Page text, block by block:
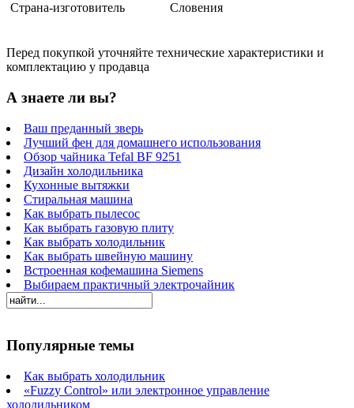
Страна-изготовитель
Словения
Перед покупкой уточняйте технические характеристики и
комплектацию у продавца
А знаете ли вы?
Ваш преданный зверь
Лучший фен для домашнего использования
Обзор чайника Tefal BF 9251
Дизайн холодильника
Кухонные вытяжки
Стиральная машина
Как выбрать пылесос
Как выбрать газовую плиту
Как выбрать холодильник
Как выбрать швейную машину
Встроенная кофемашина Siemens
Выбираем практичный электрочайник
Популярные темы
Как выбрать холодильник
«Fuzzy Control» или электронное управление
холодильником